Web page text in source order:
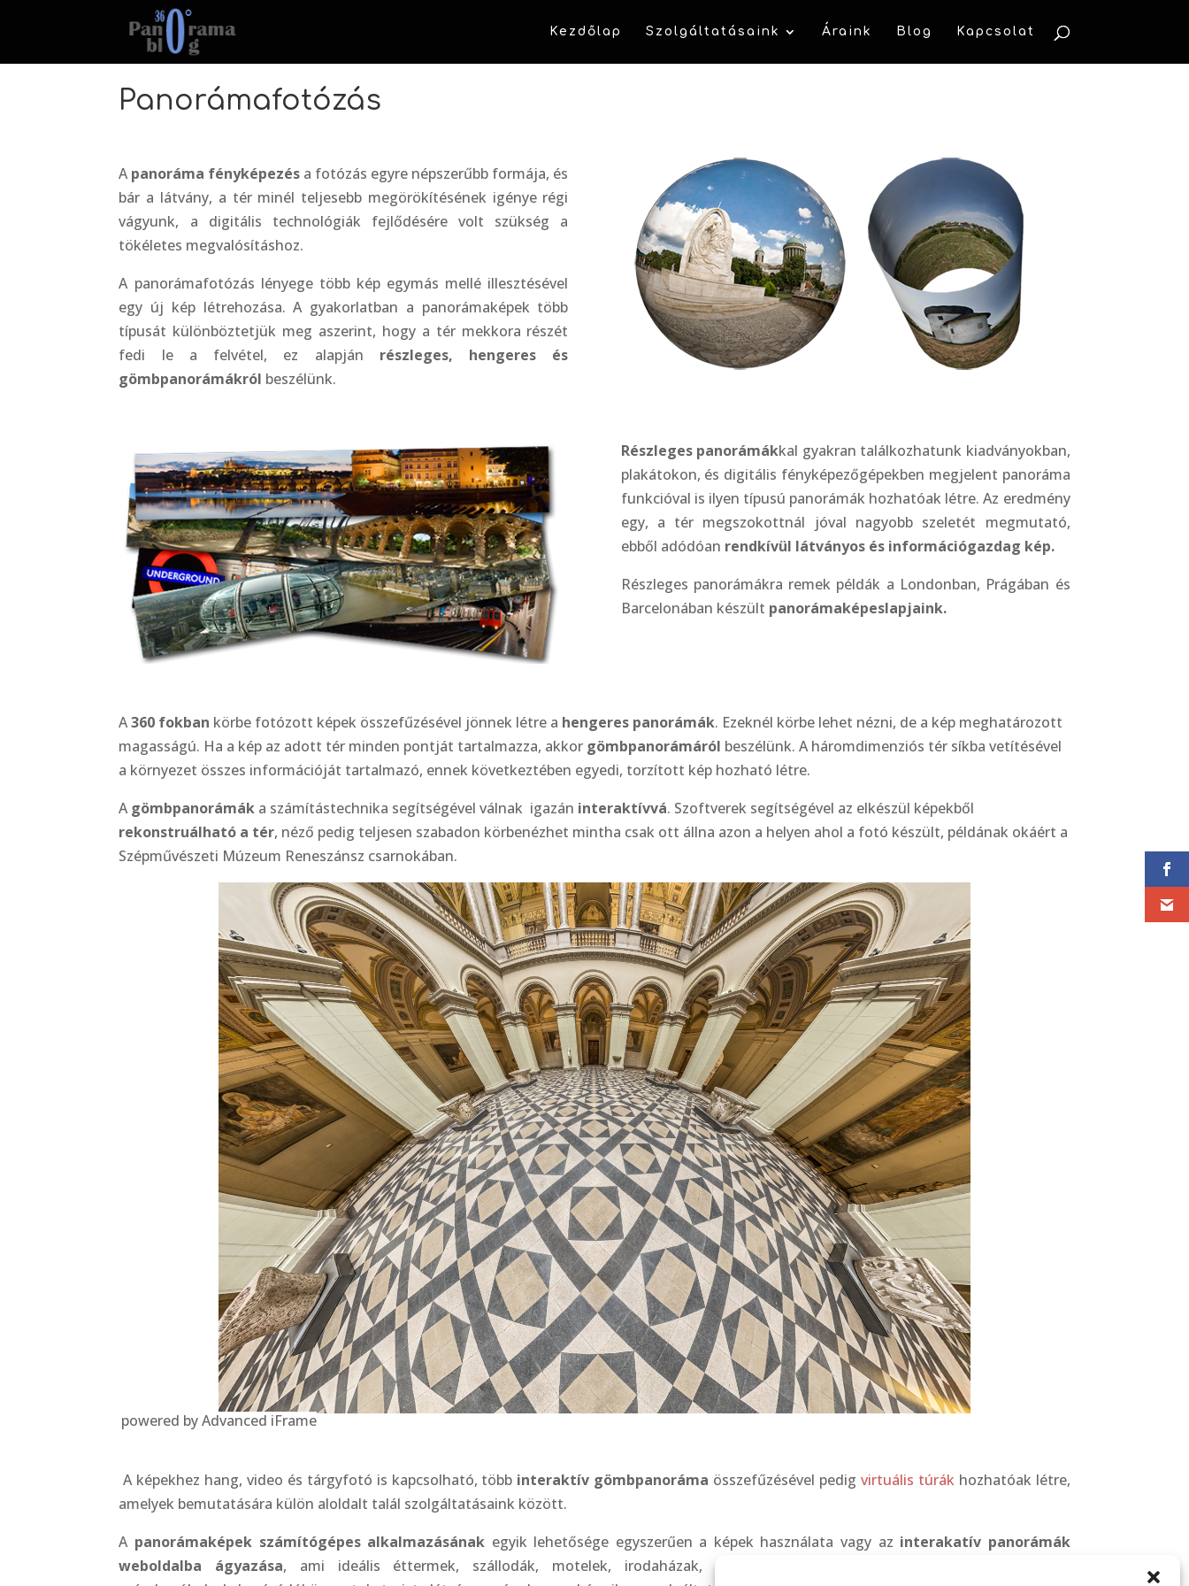
Kezdőlap Szolgáltatásaink Áraink Blog Kapcsolat
Panorámafotózás
Apanoráma fényképezés a fotózás egyre népszerűbb formája, és
bár a látvány, a tér minél teljesebb megörökítésének igénye régi
vágyunk, a digitális technológiák fejlődésére volt szükség a
tökéletes megvalósításhoz.
A panorámafotózás lényege több kép egymás mellé illesztésével
egy új kép létrehozása. A gyakorlatban a panorámaképek több
típusát különböztetjük meg aszerint, hogy a tér mekkora részét
fedi le a felvétel, ez alapján részleges, hengeres és
gömbpanorámákról beszélünk.
Részleges panorámákkal gyakran találkozhatunk kiadványokban,
plakátokon, és digitális fényképezőgépekben megjelent panoráma
funkcióval is ilyen típusú panorámák hozhatóak létre. Az eredmény
egy, a tér megszokottnál jóval nagyobb szeletét megmutató,
ebből adódóan rendkívül látványos és információgazdag kép.
Részleges panorámákra remek példák a Londonban, Prágában és
Barcelonában készült panorámaképeslapjaink.
A360 fokban körbe fotózott képek összefűzésével jönnek létre a hengeres panorámák. Ezeknél körbe lehet nézni, de a kép meghatározott
magasságú. Ha a kép az adott tér minden pontját tartalmazza, akkor gömbpanorámáról beszélünk. A háromdimenziós tér síkba vetítésével
a környezet összes információját tartalmazó, ennek következtében egyedi, torzított kép hozható létre.
Agömbpanorámák a számítástechnika segítségével válnak igazán interaktívvá. Szoftverek segítségével az elkészül képekből
rekonstruálható a tér, néző pedig teljesen szabadon körbenézhet mintha csak ott állna azon a helyen ahol a fotó készült, példának okáért a
Szépművészeti Múzeum Reneszánsz csarnokában.
powered by Advanced iFrame
A képekhez hang, video és tárgyfotó is kapcsolható, több interaktív gömbpanoráma összefűzésével pedig virtuális túrák hozhatóak létre,
amelyek bemutatására külön aloldalt talál szolgáltatásaink között.
A panorámaképek számítógépes alkalmazásának egyik lehetősége egyszerűen a képek használata vagy az interakatív panorámák
weboldalba ágyazása, ami ideális éttermek, szállodák, motelek, irodaházak, múzeumok, galériák, eladó ingatlanok, üzletek,